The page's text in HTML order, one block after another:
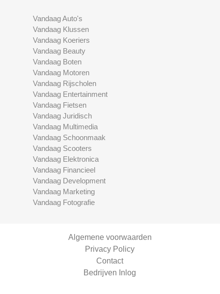
Vandaag Auto's
Vandaag Klussen
Vandaag Koeriers
Vandaag Beauty
Vandaag Boten
Vandaag Motoren
Vandaag Rijscholen
Vandaag Entertainment
Vandaag Fietsen
Vandaag Juridisch
Vandaag Multimedia
Vandaag Schoonmaak
Vandaag Scooters
Vandaag Elektronica
Vandaag Financieel
Vandaag Development
Vandaag Marketing
Vandaag Fotografie
Algemene voorwaarden
Privacy Policy
Contact
Bedrijven Inlog